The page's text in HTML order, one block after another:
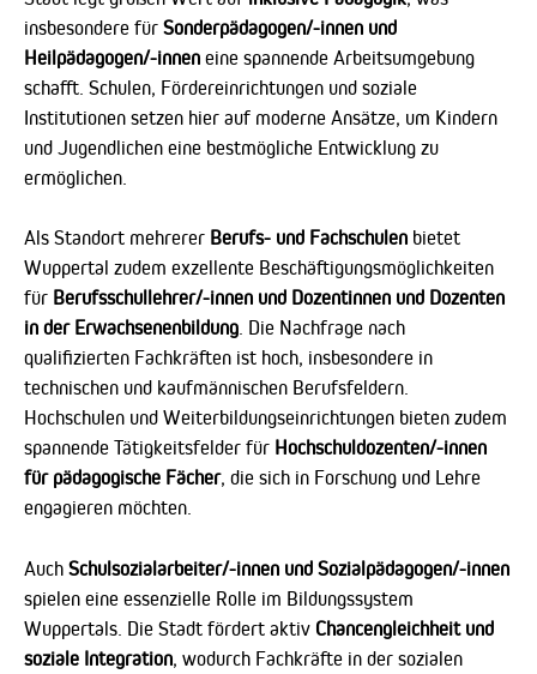
insbesondere für Sonderpädagogen/-innen und
Heilpädagogen/-innen eine spannende Arbeitsumgebung
schafft. Schulen, Fördereinrichtungen und soziale
Institutionen setzen hier auf moderne Ansätze, um Kindern
und Jugendlichen eine bestmögliche Entwicklung zu
ermöglichen.
Als Standort mehrerer Berufs- und Fachschulen bietet
Wuppertal zudem exzellente Beschäftigungsmöglichkeiten
für Berufsschullehrer/-innen und Dozentinnen und Dozenten
in der Erwachsenenbildung. Die Nachfrage nach
qualifizierten Fachkräften ist hoch, insbesondere in
technischen und kaufmännischen Berufsfeldern.
Hochschulen und Weiterbildungseinrichtungen bieten zudem
spannende Tätigkeitsfelder für Hochschuldozenten/-innen
für pädagogische Fächer, die sich in Forschung und Lehre
engagieren möchten.
Auch Schulsozialarbeiter/-innen und Sozialpädagogen/-innen
spielen eine essenzielle Rolle im Bildungssystem
Wuppertals. Die Stadt fördert aktiv Chancengleichheit und
soziale Integration, wodurch Fachkräfte in der sozialen